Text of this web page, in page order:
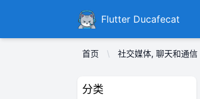
DucafecatFlutter Ducafecat
首页 社交媒体, 聊天和通信
分类